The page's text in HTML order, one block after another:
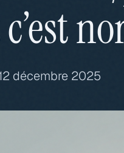
décembre 2025